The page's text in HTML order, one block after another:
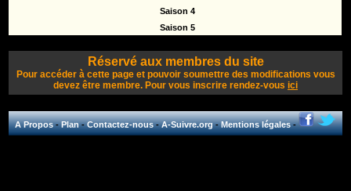
Saison 4
Saison 5
Réservé aux membres du site
Pour accéder à cette page et pouvoir soumettre des modifications vous
devez être membre. Pour vous inscrire rendez-vous ici
A Propos-Plan-Contactez-nous-A-Suivre.org-Mentions légales-